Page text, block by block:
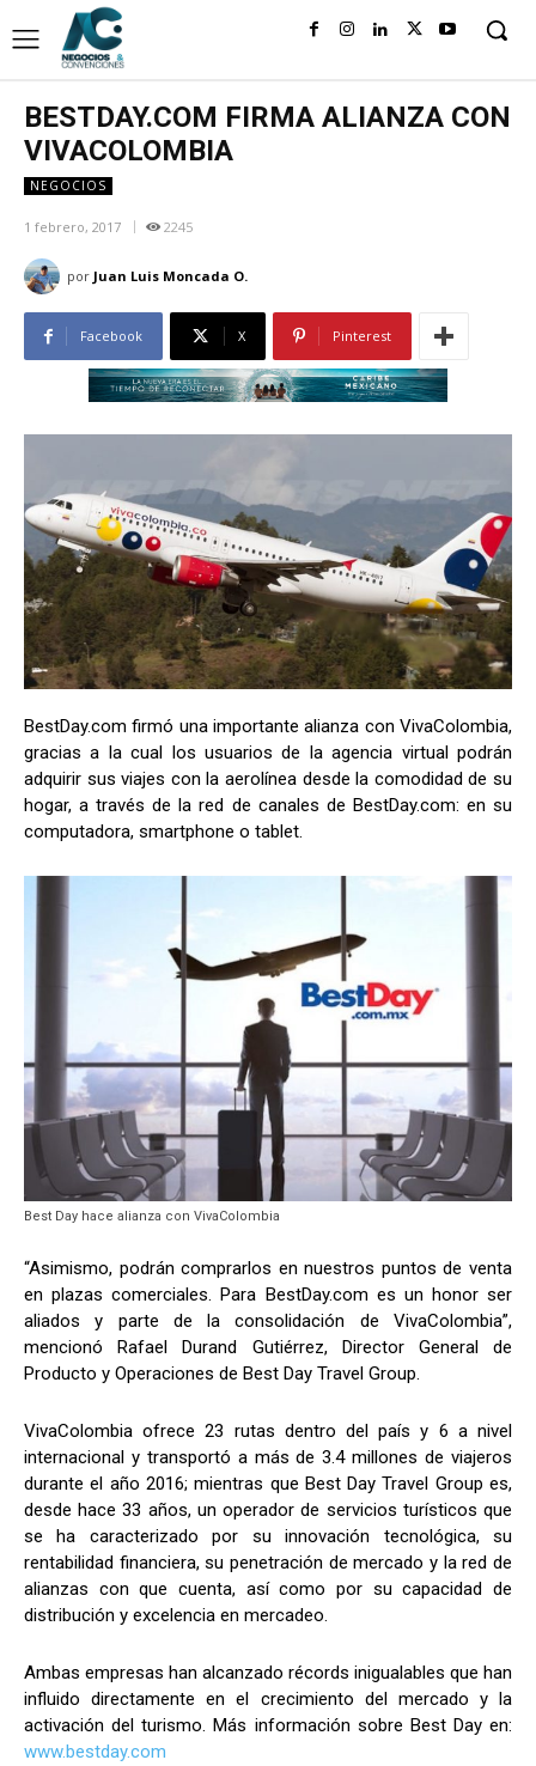
BESTDAY.COM FIRMA ALIANZA CON
VIVACOLOMBIA
NEGOCIOS
1 febrero, 2017 2245
por Juan Luis Moncada O.
Facebook X Pinterest
BestDay.com firmó una importante alianza con VivaColombia,
gracias a la cual los usuarios de la agencia virtual podrán
adquirir sus viajes con la aerolínea desde la comodidad de su
hogar, a través de la red de canales de BestDay.com: en su
computadora, smartphone o tablet.
Best Day hace alianza con VivaColombia
“Asimismo, podrán comprarlos en nuestros puntos de venta
en plazas comerciales. Para BestDay.com es un honor ser
aliados y parte de la consolidación de VivaColombia”,
mencionó Rafael Durand Gutiérrez, Director General de
Producto y Operaciones de Best Day Travel Group.
VivaColombia ofrece 23 rutas dentro del país y 6 a nivel
internacional y transportó a más de 3.4 millones de viajeros
durante el año 2016; mientras que Best Day Travel Group es,
desde hace 33 años, un operador de servicios turísticos que
se ha caracterizado por su innovación tecnológica, su
rentabilidad financiera, su penetración de mercado y la red de
alianzas con que cuenta, así como por su capacidad de
distribución y excelencia en mercadeo.
Ambas empresas han alcanzado récords inigualables que han
influido directamente en el crecimiento del mercado y la
activación del turismo. Más información sobre Best Day en:
www.bestday.com